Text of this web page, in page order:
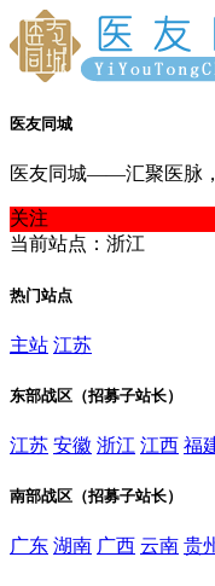
医友同城
医友同城——汇聚医脉
关注
当前站点：浙江
热门站点
主站 江苏
东部战区（招募子站长）
江苏 安徽 浙江 江西 福
南部战区（招募子站长）
广东 湖南 广西 云南 贵